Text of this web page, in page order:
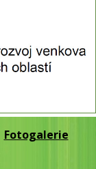
Fotogalerie